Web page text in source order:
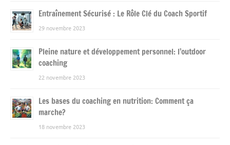
Entraînement Sécurisé : Le Rôle Clé du Coach Sportif
29 novembre 2023
Pleine nature et développement personnel: l’outdoor
coaching
22 novembre 2023
Les bases du coaching en nutrition: Comment ça
marche?
18 novembre 2023